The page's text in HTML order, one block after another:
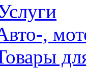
,